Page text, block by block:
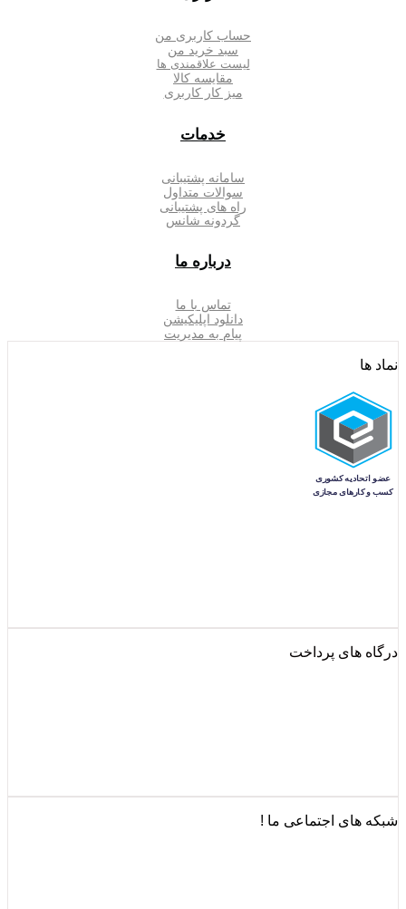
حساب کاربری من
سبد خرید من
لیست علاقمندی ها
مقایسه کالا
میز کار کاربری
خدمات
سامانه پشتیبانی
سوالات متداول
راه های پشتیبانی
گردونه شانس
درباره ما
تماس با ما
دانلود اپلیکیشن
پیام به مدیریت
نماد ها
درگاه های پرداخت
شبکه های اجتماعی ما !